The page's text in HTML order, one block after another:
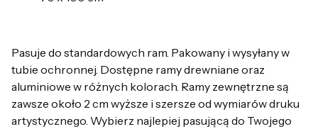
Pasuje do standardowych ram. Pakowany i wysyłany w
tubie ochronnej. Dostępne ramy drewniane oraz
aluminiowe w różnych kolorach. Ramy zewnętrzne są
zawsze około 2 cm wyższe i szersze od wymiarów druku
artystycznego. Wybierz najlepiej pasującą do Twojego